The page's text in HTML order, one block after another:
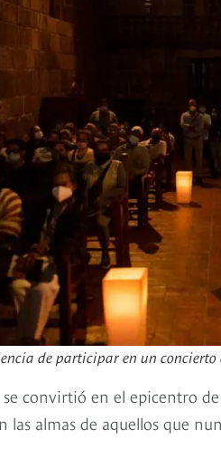
de participar en un concierto
convirtió en el epicentro
las almas de aquellos que